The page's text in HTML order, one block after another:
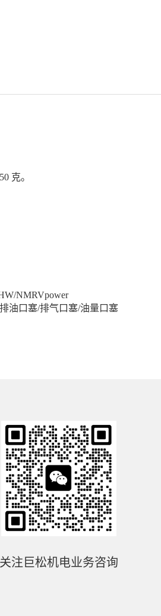
克。
NMRVpower
油口塞/排气口塞/油量口塞
关注巨松机电业务咨询